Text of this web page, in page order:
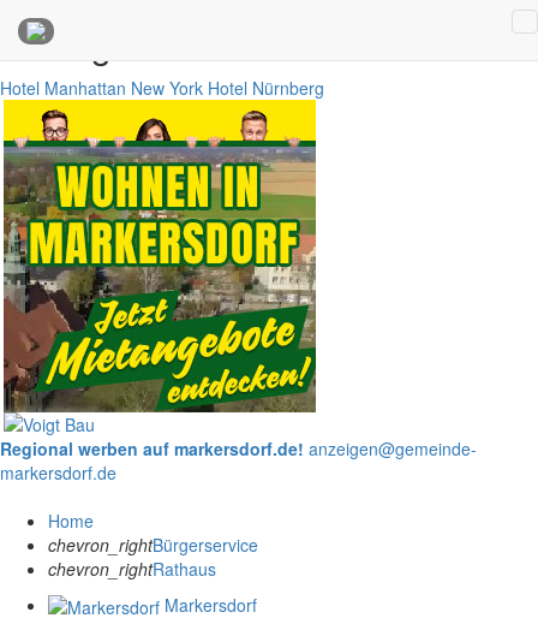
Anzeigen
Hotel Manhattan New York Hotel Nürnberg
Regional werben auf markersdorf.de! anzeigen@gemeinde-
markersdorf.de
Home
chevron_rightBürgerservice
chevron_rightRathaus
Markersdorf